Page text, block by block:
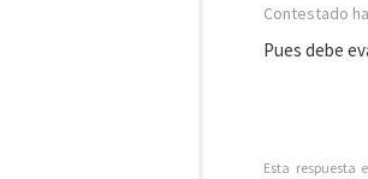
Contestado
Pues debe
Esta respuesta